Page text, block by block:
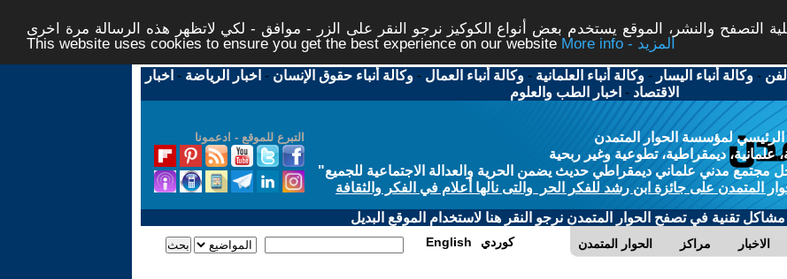
التصفح والنشر، الموقع يستخدم بعض أنواع الكوكيز نرجو النقر على الزر - موافق - لكي لاتظهر هذه الرسالة مرة اخرى -
This website uses cookies to ensure you get the best experience on our website
More info - المزيد
-وكالة أنباء اليسار -وكالة أنباء العلمانية -وكالة أنباء العمال -وكالة أنباء حقوق الإنسان - اخبار الرياضة - اخبار
الاقتصاد - اخبار الطب والعلوم
التبرع للموقع - ادعمونا
الرئيسي لمؤسسة الحوار المتمدن
علمانية، ديمقراطية، تطوعية وغير ربحية
مجتمع مدني علماني ديمقراطي حديث يضمن الحرية والعدالة الاجتماعية للجميع"
المتمدن على جائزة ابن رشد للفكر الحر والتى نالها أعلام في الفكر والثقافة
مشاكل تقنية في تصفح الحوار المتمدن نرجو النقر هنا لاستخدام الموقع البديل
الحوار المتمدن مراكز الاخبار English كوردي